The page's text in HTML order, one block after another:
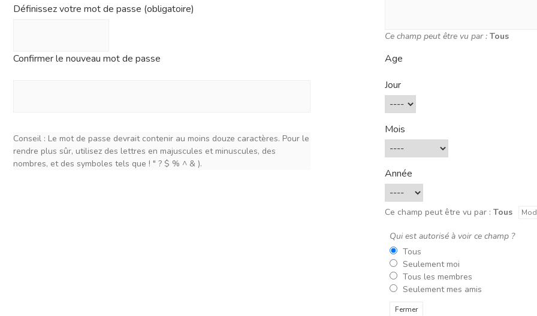
Définissez votre mot de passe (obligatoire)
Confirmer le nouveau mot de passe
Conseil : Le mot de passe devrait contenir au moins douze caractères. Pour le
rendre plus sûr, utilisez des lettres en majuscules et minuscules, des
nombres, et des symboles tels que ! " ? $ % ^ & ).
Ce champ peut être vu par : Tous
Age
Jour
Mois
Année
Ce champ peut être vu par : Tous
Qui est autorisé à voir ce champ ?
Tous
Seulement moi
Tous les membres
Seulement mes amis
Fermer